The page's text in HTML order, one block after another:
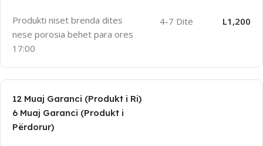
Produkti niset brenda dites
nese porosia behet para ores
17:00
4-7 Ditë L1,200
12 Muaj Garanci (Produkt i Ri)
6 Muaj Garanci (Produkt i
Përdorur)